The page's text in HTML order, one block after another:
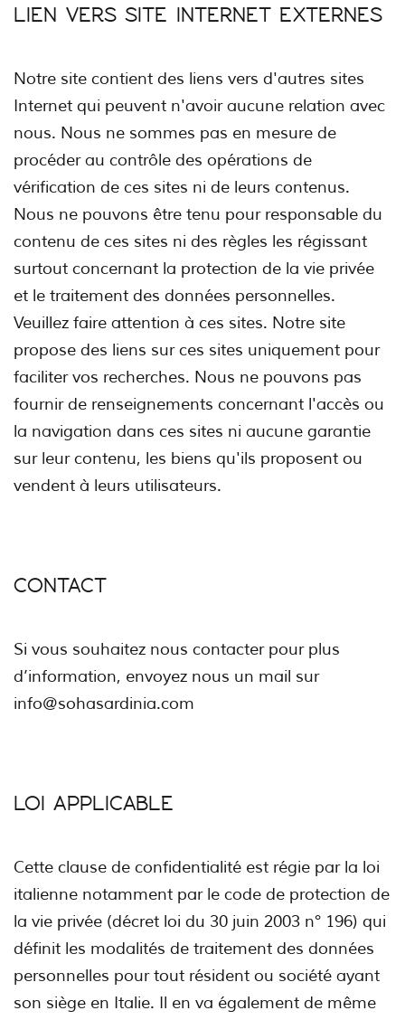
LIEN VERS SITE INTERNET EXTERNES
Notre site contient des liens vers d'autres sites
Internet qui peuvent n'avoir aucune relation avec
nous. Nous ne sommes pas en mesure de
procéder au contrôle des opérations de
vérification de ces sites ni de leurs contenus.
Nous ne pouvons être tenu pour responsable du
contenu de ces sites ni des règles les régissant
surtout concernant la protection de la vie privée
et le traitement des données personnelles.
Veuillez faire attention à ces sites. Notre site
propose des liens sur ces sites uniquement pour
faciliter vos recherches. Nous ne pouvons pas
fournir de renseignements concernant l'accès ou
la navigation dans ces sites ni aucune garantie
sur leur contenu, les biens qu'ils proposent ou
vendent à leurs utilisateurs.
CONTACT
Si vous souhaitez nous contacter pour plus
d’information, envoyez nous un mail sur
info@sohasardinia.com
LOI APPLICABLE
Cette clause de confidentialité est régie par la loi
italienne notamment par le code de protection de
la vie privée (décret loi du 30 juin 2003 n° 196) qui
définit les modalités de traitement des données
personnelles pour tout résident ou société ayant
son siège en Italie. Il en va également de même